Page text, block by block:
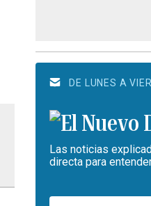
DE LUNES A
Las noticias
directa para